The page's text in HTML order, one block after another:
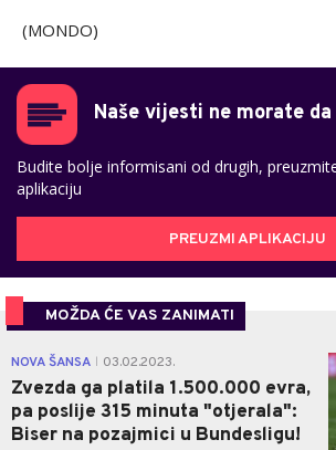
(MONDO)
Naše vijesti ne morate
Budite bolje informisani od drugih,
aplikaciju
PREUZMI APLIKACIJU
MOŽDA ĆE VAS ZANIMATI
NOVA ŠANSA 03.02.2023.
Zvezda ga platila 1.500.000 evra,
pa poslije 315 minuta "otjerala":
Biser na pozajmici u Bundesligu!